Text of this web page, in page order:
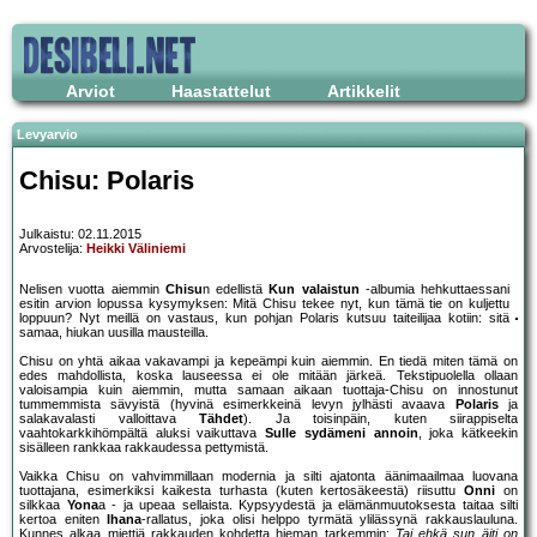
Arviot Haastattelut Artikkelit
Levyarvio
Chisu: Polaris
Julkaistu: 02.11.2015
Arvostelija: Heikki Väliniemi
Nelisen vuotta aiemmin Chisun edellistä Kun valaistun -albumia hehkuttaessani
esitin arvion lopussa kysymyksen: Mitä Chisu tekee nyt, kun tämä tie on kuljettu
loppuun? Nyt meillä on vastaus, kun pohjan Polaris kutsuu taiteilijaa kotiin: sitä
samaa, hiukan uusilla mausteilla.
Chisu on yhtä aikaa vakavampi ja kepeämpi kuin aiemmin. En tiedä miten tämä on
edes mahdollista, koska lauseessa ei ole mitään järkeä. Tekstipuolella ollaan
valoisampia kuin aiemmin, mutta samaan aikaan tuottaja-Chisu on innostunut
tummemmista sävyistä (hyvinä esimerkkeinä levyn jylhästi avaava
Polarisja
salakavalasti valloittava Tähdet). Ja toisinpäin, kuten siirappiselta
vaahtokarkkihömpältä aluksi vaikuttavaSulle sydämeni annoin, joka kätkeekin
sisälleen rankkaa rakkaudessa pettymistä.
Vaikka Chisu on vahvimmillaan modernia ja silti ajatonta äänimaailmaa luovana
tuottajana, esimerkiksi kaikesta turhasta (kuten kertosäkeestä) riisuttuOnni on
silkkaa Yonaa - ja upeaa sellaista. Kypsyydestä ja elämänmuutoksesta taitaa silti
kertoa eniten
Ihana-rallatus, joka olisi helppo tyrmätä ylilässynä rakkauslauluna.
Kunnes alkaa miettiä rakkauden kohdetta hieman tarkemmin: Tai ehkä sun äiti on